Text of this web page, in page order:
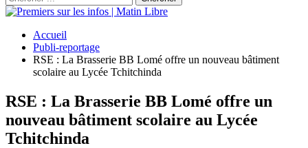
Accueil
Publi-reportage
RSE : La Brasserie BB Lomé offre un nouveau bâtiment
scolaire au Lycée Tchitchinda
RSE : La Brasserie BB Lomé offre un
nouveau bâtiment scolaire au Lycée
Tchitchinda